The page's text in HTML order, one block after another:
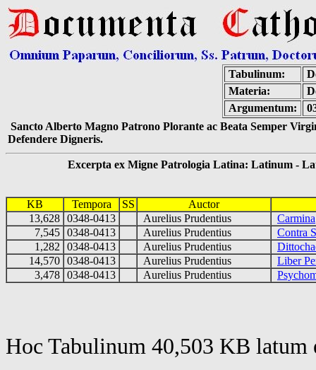
Tabulinum:
Materia:
Argumentum:
Sancto Alberto Magno Patrono Plorante ac Beata Semper
Defendere Digneris.
Excerpta ex Migne Patrologia Latina: Latinum -
KB Tempora SS
Auctor
13,628 0348-0413 Aurelius Prudentius
Carmina
7,545 0348-0413 Aurelius Prudentius
Contra
1,282
0348-0413 Aurelius Prudentius
14,570 0348-0413 Aurelius Prudentius
Liber
3,478 0348-0413 Aurelius Prudentius
Hoc Tabulinum 40,503 KB latum